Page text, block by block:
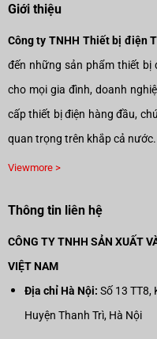
Giới thiệu
Công ty TNHH Thiết bị điện
đến những sản phẩm thiết bị
cho mọi gia đình, doanh
cấp thiết bị điện hàng đầu,
quan trọng trên khắp cả nước.
Viewmore >
Thông tin liên hệ
CÔNG TY TNHH SẢN XUẤT
VIỆT NAM
Địa chỉ Hà Nội: Số 13 TT8,
Huyện Thanh Trì, Hà Nội